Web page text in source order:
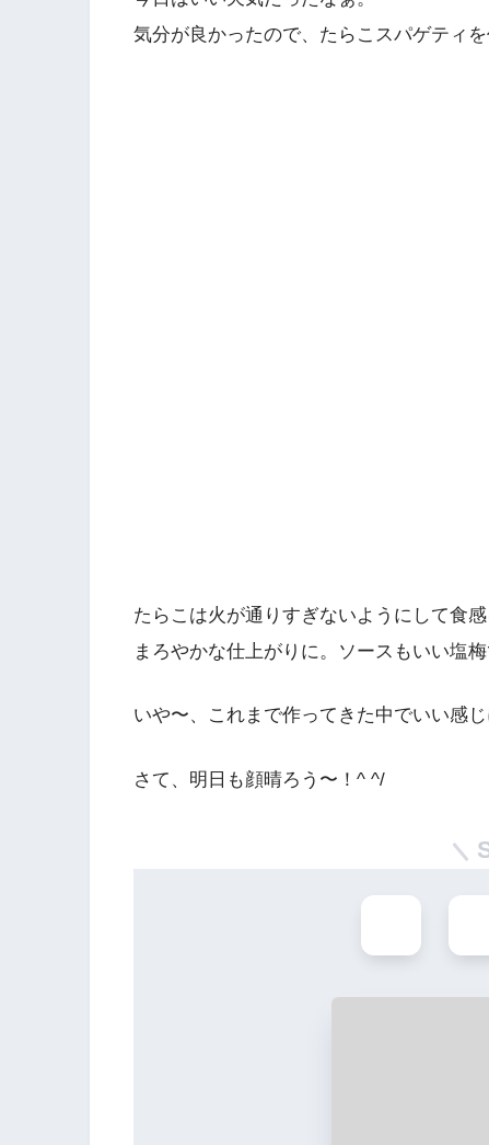
気分が良かったので、たらこスパゲティ
たらこは火が通りすぎないようにして食
まろやかな仕上がりに。ソースもいい塩梅
いや〜、これまで作ってきた中でいい感
さて、明日も顔晴ろう〜！^ ^/